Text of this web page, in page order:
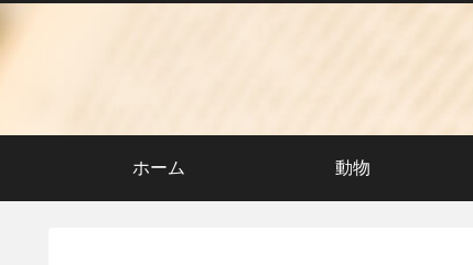
ホーム 動物